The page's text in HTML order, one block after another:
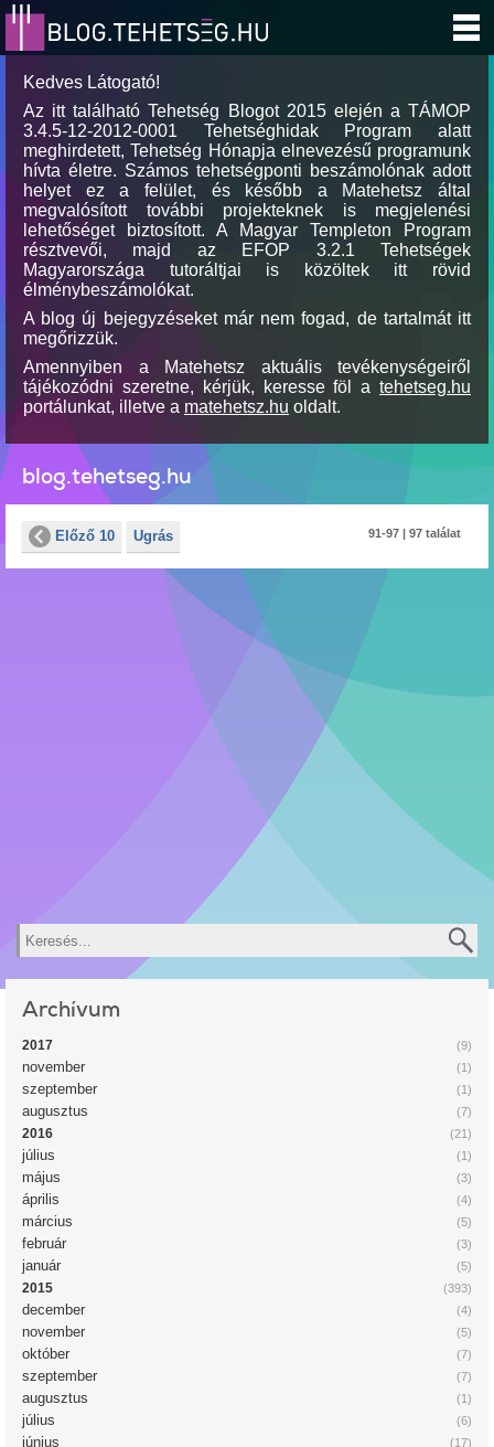
Kedves Látogató!
Az itt található Tehetség Blogot 2015 elején a TÁMOP
3.4.5-12-2012-0001 Tehetséghidak Program alatt
meghirdetett, Tehetség Hónapja elnevezésű programunk
hívta életre. Számos tehetségponti beszámolónak adott
helyet ez a felület, és később a Matehetsz által
megvalósított további projekteknek is megjelenési
lehetőséget biztosított. A Magyar Templeton Program
résztvevői, majd az EFOP 3.2.1 Tehetségek
Magyarországa tutoráltjai is közöltek itt rövid
élménybeszámolókat.
A blog új bejegyzéseket már nem fogad, de tartalmát itt
megőrizzük.
Amennyiben a Matehetsz aktuális tevékenységeiről
tájékozódni szeretne, kérjük, keresse föl a tehetseg.hu
portálunkat, illetve a matehetsz.hu oldalt.
blog.tehetseg.hu
Előző 10 Ugrás 91-97 | 97 találat
Keresés
Archívum
(9)
2017
(1)
november
(1)
szeptember
(7)
augusztus
(21)
2016
(1)
július
(3)
május
(4)
április
(5)
március
(3)
február
(5)
január
(393)
2015
(4)
december
(5)
november
(7)
október
(7)
szeptember
(1)
augusztus
(6)
július
(17)
június